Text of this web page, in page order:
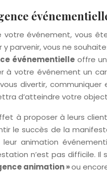
votre événement, vous
y parvenir, vous ne
événementielleoffre
à votre événement un
divertir,
d’atteindre votre
à proposer à leurs
le succès de la
animation
n’est pas difficile.
animation »ou